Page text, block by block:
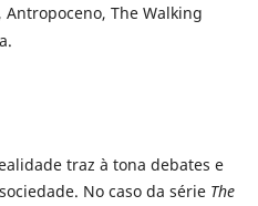
Antropoceno, The Walking
traz à tona debates e
No caso da série The